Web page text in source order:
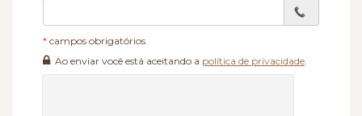
* campos obrigatórios
Ao enviar você está aceitando a política de privacidade.